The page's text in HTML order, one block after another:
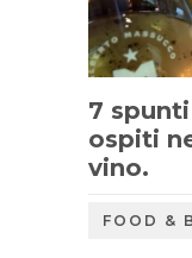
7
ospiti
vino.
FOOD &